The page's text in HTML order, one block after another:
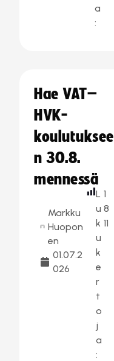
a
:
Hae VAT–
HVK-
koulutuksee
n 30.8.
mennessä
Markku
Huopon
en
01.07.2
026
L
u
k
u
k
e
r
t
o
j
a
:
1
8
11